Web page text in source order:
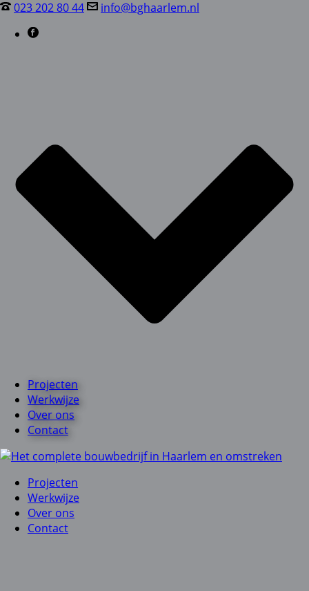
023 202 80 44 info@bghaarlem.nl
Projecten
Werkwijze
Over ons
Contact
Projecten
Werkwijze
Over ons
Contact